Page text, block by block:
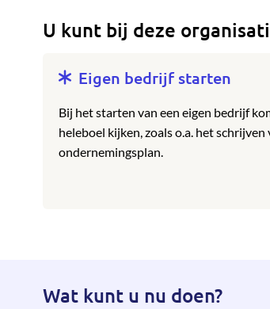
U kunt bij deze
Eigen bedrijf starten
Bij het starten van een eigen bedrijf
heleboel kijken, zoals o.a. het schrijven
ondernemingsplan.
Wat kunt u nu doen?